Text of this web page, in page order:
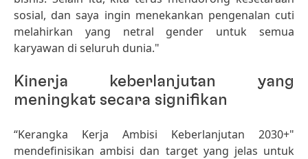
sosial, dan saya ingin menekankan pengenalan cuti
melahirkan yang netral gender untuk semua
karyawan di seluruh dunia."
Kinerja keberlanjutan yang
meningkat secara signifikan
“Kerangka Kerja Ambisi Keberlanjutan 2030+"
mendefinisikan ambisi dan target yang jelas untuk